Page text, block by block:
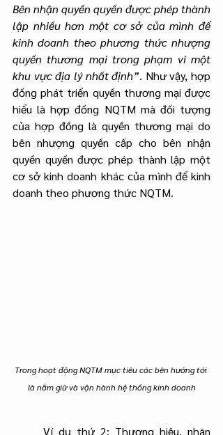
Bên nhận quyền quyền được phép thành
lập nhiều hơn một cơ sở của mình để
kinh doanh theo phương thức nhượng
quyền thương mại trong phạm vi một
khu vực địa lý nhất định”. Như vậy, hợp
đồng phát triển quyền thương mại được
hiểu là hợp đồng NQTM mà đối tượng
của hợp đồng là quyền thương mại do
bên nhượng quyền cấp cho bên nhận
quyền quyền được phép thành lập một
cơ sở kinh doanh khác của mình để kinh
doanh theo phương thức NQTM.
Trong hoạt động NQTM mục tiêu các bên hướng tới
là nắm giữ và vận hành hệ thống kinh doanh